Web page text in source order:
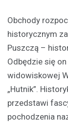
Obchody
historycznym
Puszczą –
Odbędzie się
widowiskowej
„Hutnik”.
przedstawi
pochodzenia